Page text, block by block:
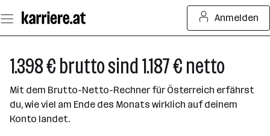
Seiteninhalt
springen
Anmelden
1.398 € brutto sind 1.187 € netto
Mit dem Brutto-Netto-Rechner für Österreich erfährst
du, wie viel am Ende des Monats wirklich auf deinem
Konto landet.